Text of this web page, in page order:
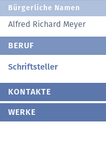
Bürgerliche Namen
Alfred Richard Meyer
BERUF
Schriftsteller
KONTAKTE
WERKE